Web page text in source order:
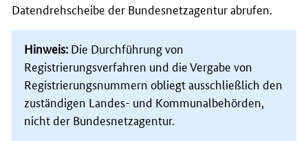
Datendrehscheibe der Bundesnetzagentur abrufen.
Hinweis: Die Durchführung von
Registrierungsverfahren und die Vergabe von
Registrierungsnummern obliegt ausschließlich den
zuständigen Landes- und Kommunalbehörden,
nicht der Bundesnetzagentur.